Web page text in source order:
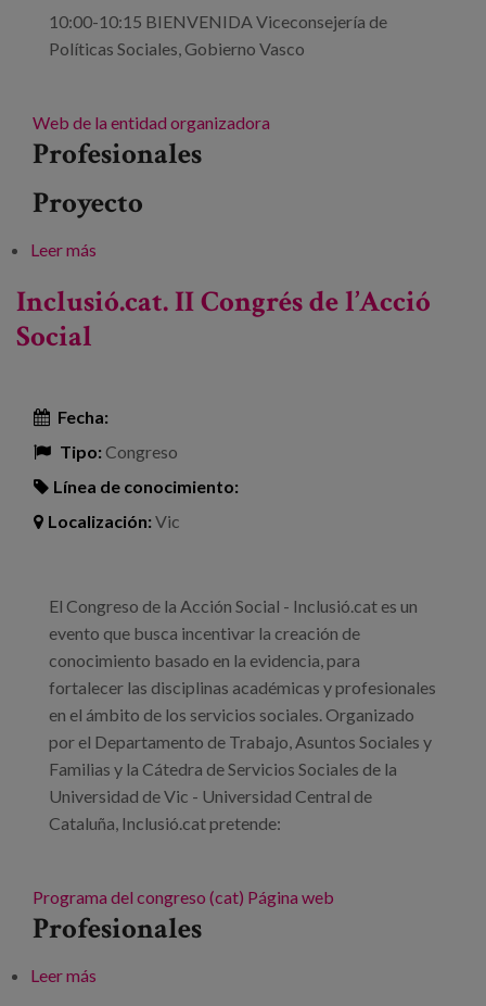
10:00-10:15 BIENVENIDA Viceconsejería de
Políticas Sociales, Gobierno Vasco
Web de la entidad organizadora
Profesionales
Proyecto
Leer más
Inclusió.cat. II Congrés de l’Acció
Social
Fecha:
Tipo:Congreso
Línea de conocimiento:
Localización:Vic
El Congreso de la Acción Social - Inclusió.cat es un
evento que busca incentivar la creación de
conocimiento basado en la evidencia, para
fortalecer las disciplinas académicas y profesionales
en el ámbito de los servicios sociales. Organizado
por el Departamento de Trabajo, Asuntos Sociales y
Familias y la Cátedra de Servicios Sociales de la
Universidad de Vic - Universidad Central de
Cataluña, Inclusió.cat pretende:
Programa del congreso (cat) Página web
Profesionales
Leer más